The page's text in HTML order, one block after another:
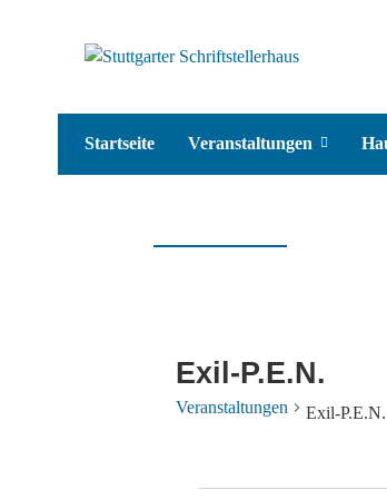
Startseite Veranstaltungen
Exil-P.E.N.
Veranstaltungen Exil-P.E.N.